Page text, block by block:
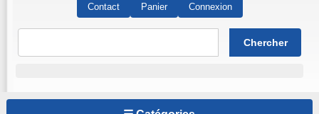
Contact Panier Connexion